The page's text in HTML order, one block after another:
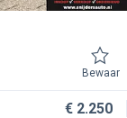
Bewaar
€ 2.250